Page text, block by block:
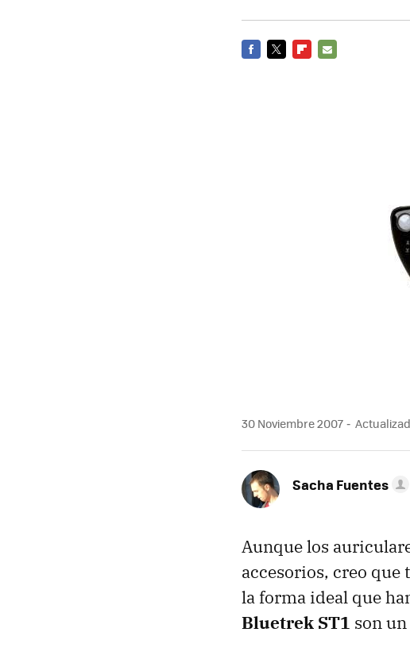
30 Noviembre 2007
Sacha Fuentes
Aunque los
accesorios, creo que
la forma ideal que
Bluetrek ST1 son